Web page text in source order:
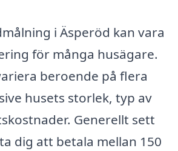
i Äsperöd kan vara
för många husägare.
beroende på flera
husets storlek, typ av
Generellt sett
dig att betala mellan 150